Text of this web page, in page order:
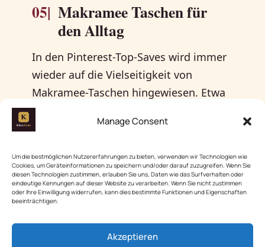
Manage Consent
Um die bestmöglichen Nutzererfahrungen zu bieten, verwenden wir Technologien wie
Cookies, um Geräteinformationen zu speichern und/oder darauf zuzugreifen. Wenn Sie
diesen Technologien zustimmen, erlauben Sie uns, Daten wie das Surfverhalten oder
eindeutige Kennungen auf dieser Website zu verarbeiten. Wenn Sie nicht zustimmen
oder Ihre Einwilligung widerrufen, kann dies bestimmte Funktionen und Eigenschaften
beeinträchtigen.
Akzeptieren
05| Makramee Taschen für
den Alltag
In den Pinterest-Top-Saves wird immer
wieder auf die Vielseitigkeit von
Makramee-Taschen hingewiesen. Etwa
25 Meter Garn reichen aus, um eine
kleine, aber praktische Tasche zu
eignet. Die häufigsten Tipps in den
Foren empfehlen, mit sanften Farben
wie Beige oder warmem Sand zu
unterstreichen. In den Bewertungen